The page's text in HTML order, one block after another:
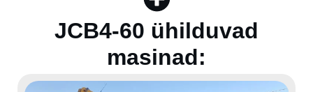
JCB4-60 ühilduvad
masinad: